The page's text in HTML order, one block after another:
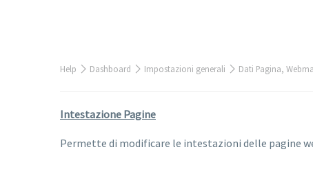
Help Dashboard Impostazioni generali Dati Pagina,
Intestazione Pagine
Permette di modificare le intestazioni delle pagine